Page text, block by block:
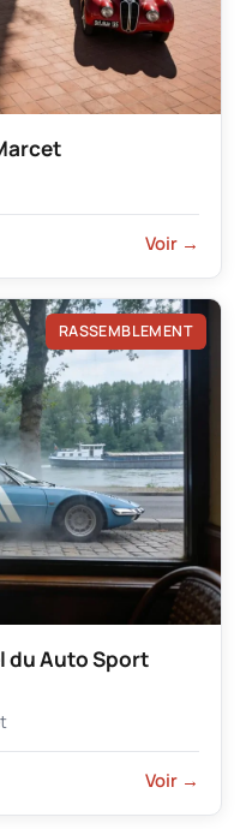
Voir →
RASSEMBLEMENT
du Auto Sport
Voir →